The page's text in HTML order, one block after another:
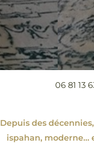
06 81 13
Depuis des
ispahan, moderne…